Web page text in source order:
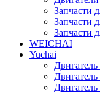
Запчасти
Запчасти
Запчасти
WEICHAI
Yuchai